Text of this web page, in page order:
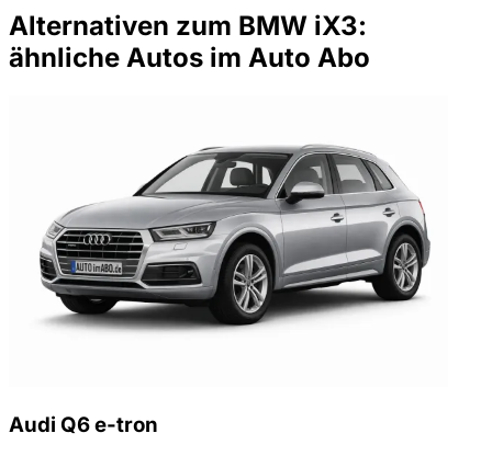
Alternativen zum BMW iX3:
ähnliche Autos im Auto Abo
Audi Q6 e-tron